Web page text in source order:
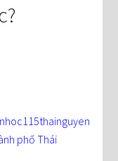
phố Thái